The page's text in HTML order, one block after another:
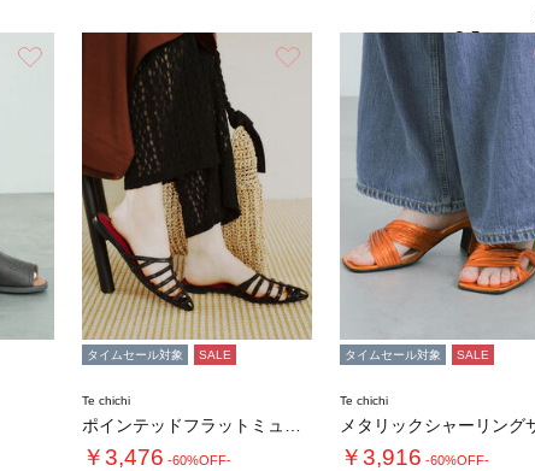
2.5（2）
お気に入り
タイムセール対象 SALE
Te chichi
￥3,476 -60%OFF-
タイムセール対象 SALE
Te chichi
￥3,916 -60%OFF-